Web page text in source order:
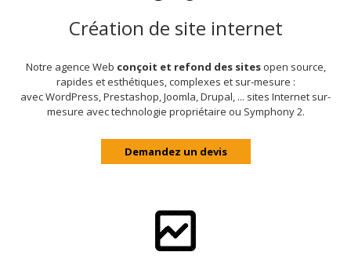
Création de site internet
Notre agence Web conçoit et refond des sitesopen source,
rapides et esthétiques, complexes et sur-mesure :
avec WordPress, Prestashop, Joomla, Drupal, ... sites Internet sur-
mesure avec technologie propriétaire ou Symphony 2.
Demandez un devis